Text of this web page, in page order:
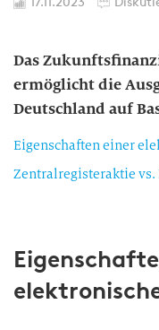
Das
ermöglicht die
Deutschland auf
Eigenschaften einer
Zentralregisteraktie